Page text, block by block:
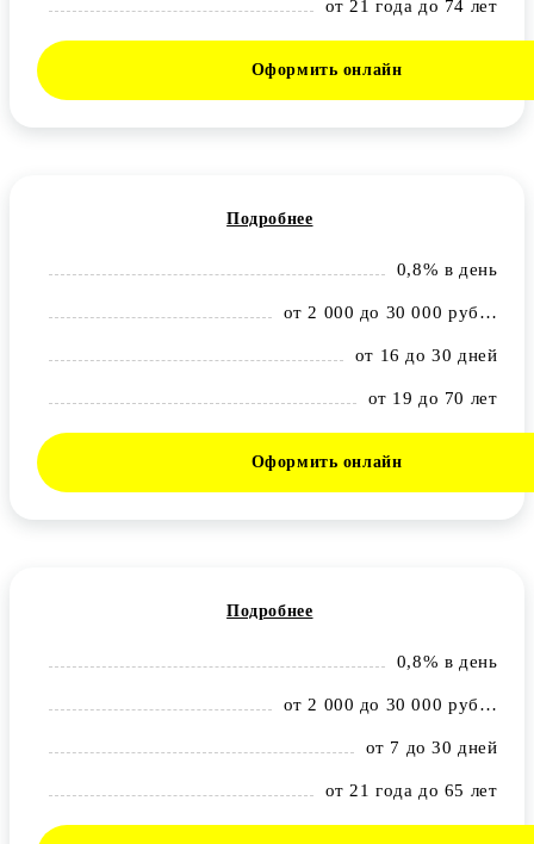
от 21 года до 74 лет
Оформить онлайн
Подробнее
0,8% в день
от 2 000 до 30 000 рублей
от 16 до 30 дней
от 19 до 70 лет
Оформить онлайн
Подробнее
0,8% в день
от 2 000 до 30 000 рублей
от 7 до 30 дней
от 21 года до 65 лет